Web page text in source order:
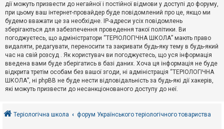
А
к
т
и
в
н
т
е
м
и
о
дії можуть призвести до негайної і постійної відмови у доступі до форуму,
при цьому ваш інтернет-провайдер буде повідомлений про це, якщо ми
будемо вважати це за необхідне. IP-адреси усіх повідомлень
зберігаються для забезпечення проведення такої політики. Ви
погоджуєтесь, що адміністратори “ТЕРІОЛОГІЧНА ШКОЛА” мають право
видаляти, редагувати, переносити та закривати будь-яку тему в будь-який
час на свій розсуд . Як користувач ви погоджуєтесь, що уся інформація
введена вами буде зберігатись в базі даних. Хоча ця інформація не буде
відкрита третім особам без вашої згоди, ні адміністрація “ТЕРІОЛОГІЧНА
ШКОЛА”, ні phpBB не буде нести відповідальність за будь-які дії хакерів,
які можуть призвести до несанкціонованого доступу до неї.
Теріологічна школа форум Українського теріологічного товариства